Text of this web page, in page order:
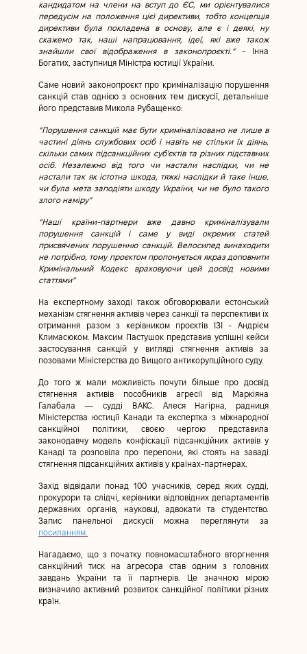
кандидатом на члени на вступ до ЄС, ми орієнтувалися
передусім на положення цієї директиви, тобто концепція
директиви була покладена в основу, але є і деякі, ну
скажемо так, наші напрацювання, ідеї, які вже також
знайшли свої відображення в законопроєкті.”- Інна
Богатих, заступниця Міністра юстиції України.
Саме новий законопроєкт про криміналізацію порушення
санкцій став однією з основних тем дискусії, детальніше
його представив Микола Рубащенко:
“Порушення санкцій має бути криміналізовано не лише в
частині діянь службових осіб і навіть не стільки їх діянь,
скільки самих підсанкційних суб'єктів та різних підставних
осіб. Незалежно від того чи настали наслідки, чи не
настали так як істотна шкода, тяжкі наслідки й таке інше,
чи була мета заподіяти шкоду України, чи не було такого
злого наміру”
“Наші країни-партнери вже давно криміналізували
порушення санкцій і саме у виді окремих статей
присвячених порушенню санкцій. Велосипед винаходити
не потрібно, тому проєктом пропонується якраз доповнити
Кримінальний Кодекс враховуючи цей досвід новими
статтями”
На експертному заході також обговорювали естонський
механізм стягнення активів через санкції та перспективи їх
отримання разом з керівником проєктів ІЗІ - Андрієм
Климасюком. Максим Пастушок представив успішні кейси
застосування санкцій у вигляді стягнення активів за
позовами Міністерства до Вищого антикорупційного суду.
До того ж мали можливість почути більше про досвід
стягнення активів пособників агресії від Маркіяна
Галабала — судді ВАКС. Алеся Нагірна, радниця
Міністерства юстиції Канади та експертка з міжнародної
санкційної політики, своєю чергою представила
законодавчу модель конфіскації підсанкційних активів у
Канаді та розповіла про перепони, які стоять на заваді
стягнення підсанкційних активів у країнах-партнерах.
Захід відвідали понад 100 учасників, серед яких судді,
прокурори та слідчі, керівники відповідних департаментів
державних органів, науковці, адвокати та студентство.
Запис панельної дискусії можна переглянути за
посиланням.
Нагадаємо, що з початку повномасштабного вторгнення
санкційний тиск на агресора став одним з головних
завдань України та її партнерів. Це значною мірою
визначило активний розвиток санкційної політики різних
країн.